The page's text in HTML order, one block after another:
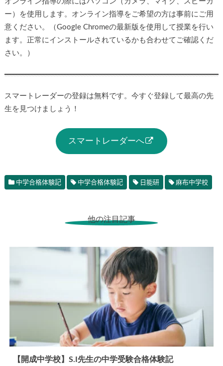
ー）を使用します。オンライン指導をご希望の方は事前にご用
意ください。（Google Chromeの最新版を使用して授業を行い
ます。正常にインストールされているかも合わせてご確認くだ
さい。）
スマートレーダーの登録は無料です。今すぐ登録して最高の先
生を見つけましょう！
スマートレーダーへ
中学合格体験記 中学合格体験記 日能研 麻布中学校
他の注目記事
【開成中学校】S.I先生の中学受験合格体験記